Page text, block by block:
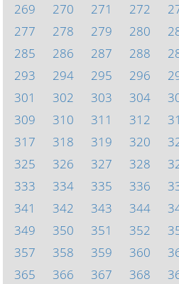
269
270 271 272
277
278 279 280
285
286 287 288
293
294 295 296
301
302 303 304
309
310 311 312
317
318 319 320
325
326 327 328
333
334 335 336
341
342 343 344
349
350 351 352
357
358 359 360
365
366 367 368